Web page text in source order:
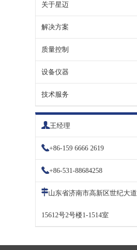
关于星迈
解决方案
质量控制
设备仪器
技术服务
王经理
+86-159 6666 2619
+86-531-88684258
山东省济南市高新区世纪大道
15612号2号楼1-1514室